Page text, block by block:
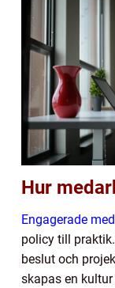
Hur
Engagerade
policy till
beslut och
skapas en